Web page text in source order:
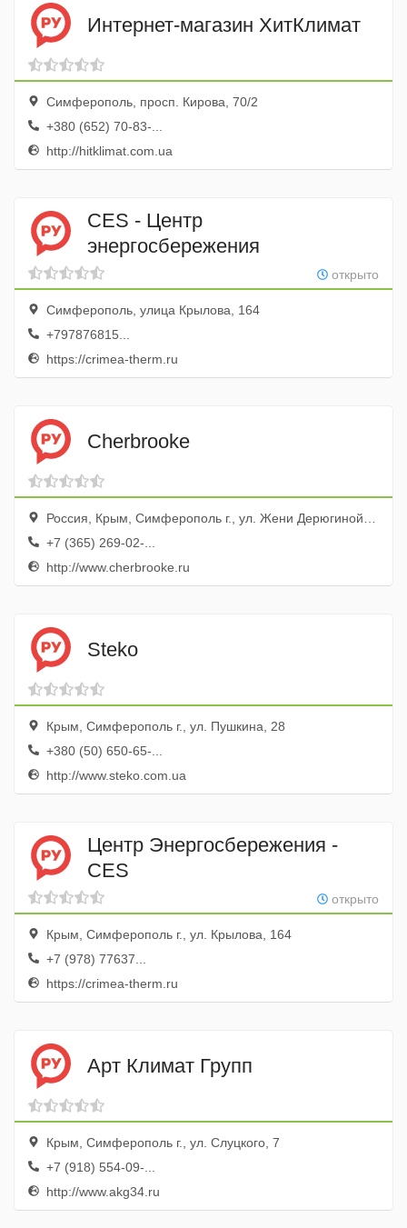
Интернет-магазин ХитКлимат
Симферополь, просп. Кирова, 70/2
+380 (652) 70-83-...
http://hitklimat.com.ua
CES - Центр
энергосбережения
открыто
Симферополь, улица Крылова, 164
+797876815...
https://crimea-therm.ru
Cherbrooke
Россия, Крым, Симферополь г., ул. Жени Дерюгиной, 2а, эт. 2, оф. 3
+7 (365) 269-02-...
http://www.cherbrooke.ru
Steko
Крым, Симферополь г., ул. Пушкина, 28
+380 (50) 650-65-...
http://www.steko.com.ua
Центр Энергосбережения -
CES
открыто
Крым, Симферополь г., ул. Крылова, 164
+7 (978) 77637...
https://crimea-therm.ru
Арт Климат Групп
Крым, Симферополь г., ул. Слуцкого, 7
+7 (918) 554-09-...
http://www.akg34.ru